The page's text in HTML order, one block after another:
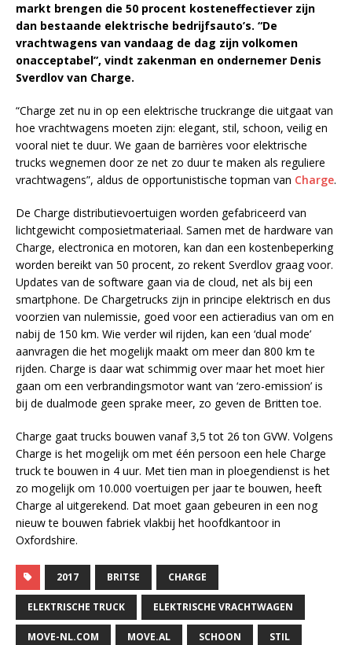
markt brengen die 50 procent kosteneffectiever zijn
dan bestaande elektrische bedrijfsauto’s. “De
vrachtwagens van vandaag de dag zijn volkomen
onacceptabel”, vindt zakenman en ondernemer Denis
Sverdlov van Charge.
“Charge zet nu in op een elektrische truckrange die uitgaat van
hoe vrachtwagens moeten zijn: elegant, stil, schoon, veilig en
vooral niet te duur. We gaan de barrières voor elektrische
trucks wegnemen door ze net zo duur te maken als reguliere
vrachtwagens”, aldus de opportunistische topman van Charge.
De Charge distributievoertuigen worden gefabriceerd van
lichtgewicht composietmateriaal. Samen met de hardware van
Charge, electronica en motoren, kan dan een kostenbeperking
worden bereikt van 50 procent, zo rekent Sverdlov graag voor.
Updates van de software gaan via de cloud, net als bij een
smartphone. De Chargetrucks zijn in principe elektrisch en dus
voorzien van nulemissie, goed voor een actieradius van om en
nabij de 150 km. Wie verder wil rijden, kan een ‘dual mode’
aanvragen die het mogelijk maakt om meer dan 800 km te
rijden. Charge is daar wat schimmig over maar het moet hier
gaan om een verbrandingsmotor want van ‘zero-emission’ is
bij de dualmode geen sprake meer, zo geven de Britten toe.
Charge gaat trucks bouwen vanaf 3,5 tot 26 ton GVW. Volgens
Charge is het mogelijk om met één persoon een hele Charge
truck te bouwen in 4 uur. Met tien man in ploegendienst is het
zo mogelijk om 10.000 voertuigen per jaar te bouwen, heeft
Charge al uitgerekend. Dat moet gaan gebeuren in een nog
nieuw te bouwen fabriek vlakbij het hoofdkantoor in
Oxfordshire.
2017 BRITSE CHARGE
ELEKTRISCHE TRUCK ELEKTRISCHE VRACHTWAGEN
MOVE-NL.COM MOVE.AL SCHOON STIL